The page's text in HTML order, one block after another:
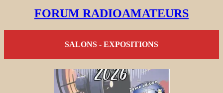
FORUM RADIOAMATEURS
SALONS - EXPOSITIONS